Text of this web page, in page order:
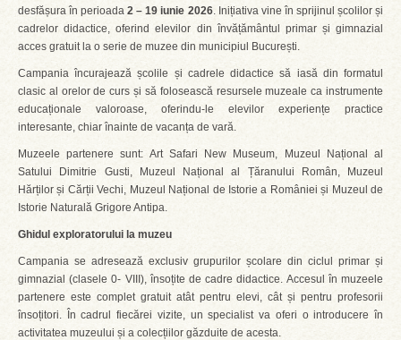
desfășura în perioada2 – 19 iunie 2026. Inițiativa vine în sprijinul școlilor și
cadrelor didactice, oferind elevilor din învățământul primar și gimnazial
acces gratuit la o serie de muzee din municipiul București.
Campania încurajează școlile și cadrele didactice să iasă din formatul
clasic al orelor de curs și să folosească resursele muzeale ca instrumente
educaționale valoroase, oferindu-le elevilor experiențe practice
interesante, chiar înainte de vacanța de vară.
Muzeele partenere sunt: Art Safari New Museum, Muzeul Național al
Satului Dimitrie Gusti, Muzeul Național al Țăranului Român, Muzeul
Hărților și Cărții Vechi, Muzeul Național de Istorie a României și Muzeul de
Istorie Naturală Grigore Antipa.
Ghidul exploratorului la muzeu
Campania se adresează exclusiv grupurilor școlare din ciclul primar și
gimnazial (clasele 0- VIII), însoțite de cadre didactice. Accesul în muzeele
partenere este complet gratuit atât pentru elevi, cât și pentru profesorii
însoțitori. În cadrul fiecărei vizite, un specialist va oferi o introducere în
activitatea muzeului și a colecțiilor găzduite de acesta.